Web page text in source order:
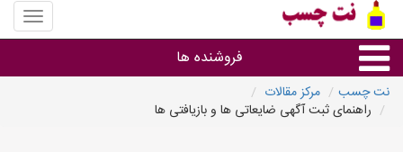
منوی
سایت
چسب
فروشنده ها
گروه ها
نت چسب
مرکز مقالات
راهنمای ثبت آگهی ضایعاتی ها و بازیافتی ها